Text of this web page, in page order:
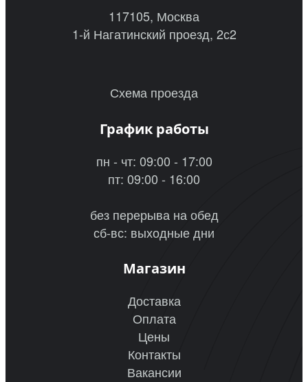
117105, Москва
1-й Нагатинский проезд, 2с2
Схема проезда
График работы
пн - чт: 09:00 - 17:00
пт: 09:00 - 16:00
без перерыва на обед
сб-вс: выходные дни
Магазин
Доставка
Оплата
Цены
Контакты
Вакансии